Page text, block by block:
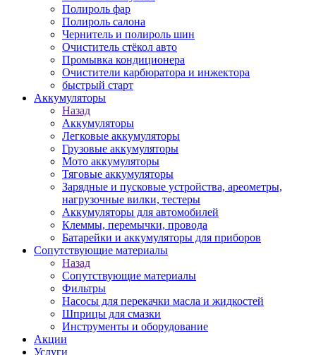
Полироль фар
Полироль салона
Чернитель и полироль шин
Очиститель стёкол авто
Промывка кондиционера
Очистители карбюратора и инжектора
быстрый старт
Аккумуляторы
Назад
Аккумуляторы
Легковые аккумуляторы
Грузовые аккумуляторы
Мото аккумуляторы
Тяговые аккумуляторы
Зарядные и пусковые устройства, ареометры,
нагрузочные вилки, тестеры
Аккумуляторы для автомобилей
Клеммы, перемычки, провода
Батарейки и аккумуляторы для приборов
Сопутствующие материалы
Назад
Сопутствующие материалы
Фильтры
Насосы для перекачки масла и жидкостей
Шприцы для смазки
Инструменты и оборудование
Акции
Услуги